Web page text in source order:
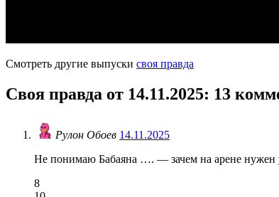
Смотреть другие выпуски своя правда
Своя правда от 14.11.2025: 13
Рулон Обоев 14.11.2025
Не понимаю Бабаяна …. — зачем на арене
8